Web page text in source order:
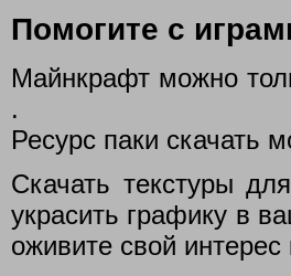
Помогите с
Майнкрафт можно
.
Ресурс паки скачать
Скачать текстуры
украсить графику в
оживите свой